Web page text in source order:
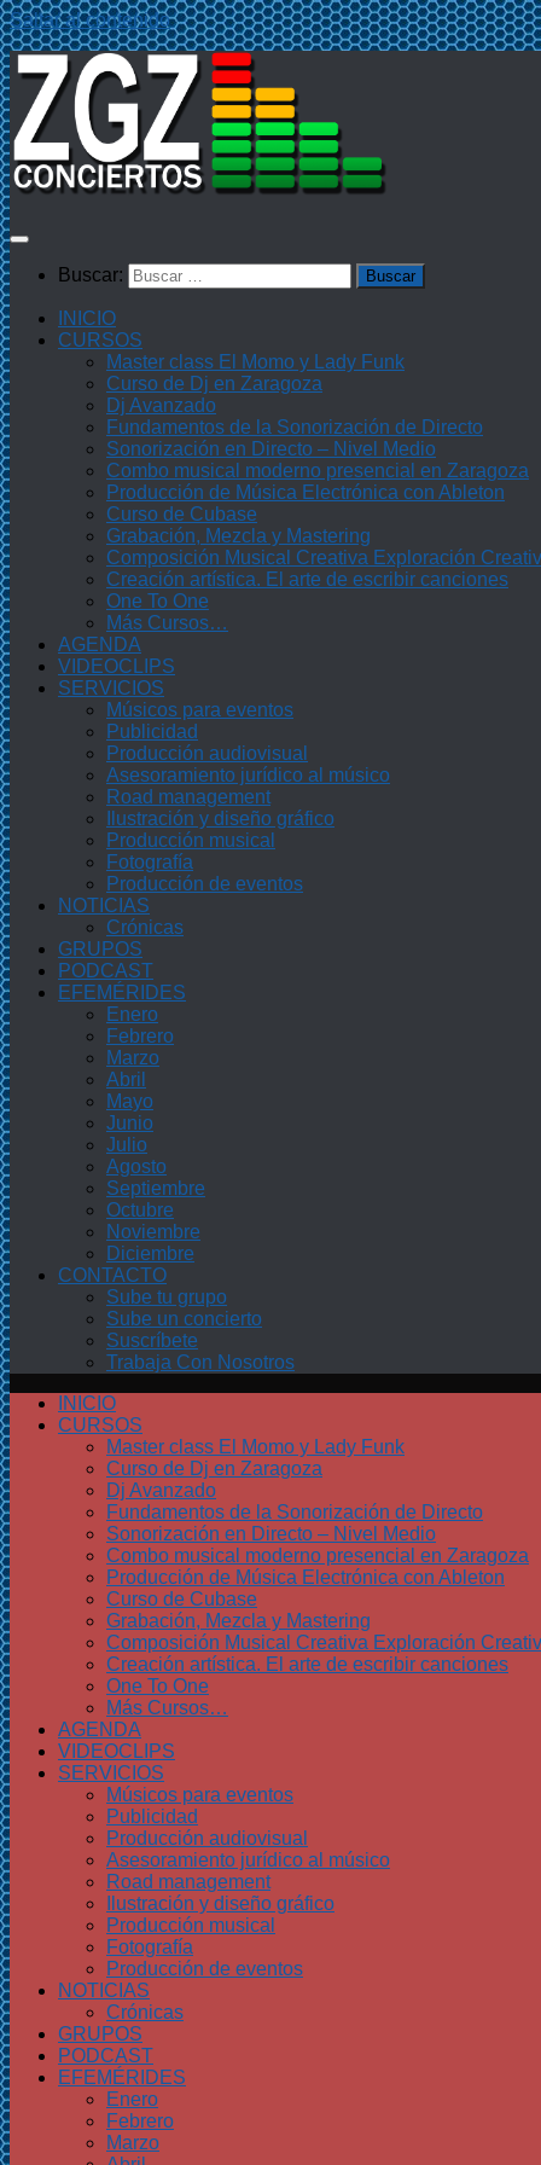
Saltar al contenido
Buscar:
INICIO
CURSOS
Master class El Momo y Lady Funk
Curso de Dj en Zaragoza
Dj Avanzado
Fundamentos de la Sonorización de Directo
Sonorización en Directo – Nivel Medio
Combo musical moderno presencial en Zaragoza
Producción de Música Electrónica con Ableton
Curso de Cubase
Grabación, Mezcla y Mastering
Composición Musical Creativa Exploración
Creación artística. El arte de escribir canciones
One To One
Más Cursos…
AGENDA
VIDEOCLIPS
SERVICIOS
Músicos para eventos
Publicidad
Producción audiovisual
Asesoramiento jurídico al músico
Road management
Ilustración y diseño gráfico
Producción musical
Fotografía
Producción de eventos
NOTICIAS
Crónicas
GRUPOS
PODCAST
EFEMÉRIDES
Enero
Febrero
Marzo
Abril
Mayo
Junio
Julio
Agosto
Septiembre
Octubre
Noviembre
Diciembre
CONTACTO
Sube tu grupo
Sube un concierto
Suscríbete
Trabaja Con Nosotros
INICIO
CURSOS
Master class El Momo y Lady Funk
Curso de Dj en Zaragoza
Dj Avanzado
Fundamentos de la Sonorización de Directo
Sonorización en Directo – Nivel Medio
Combo musical moderno presencial en Zaragoza
Producción de Música Electrónica con Ableton
Curso de Cubase
Grabación, Mezcla y Mastering
Composición Musical Creativa Exploración
Creación artística. El arte de escribir canciones
One To One
Más Cursos…
AGENDA
VIDEOCLIPS
SERVICIOS
Músicos para eventos
Publicidad
Producción audiovisual
Asesoramiento jurídico al músico
Road management
Ilustración y diseño gráfico
Producción musical
Fotografía
Producción de eventos
NOTICIAS
Crónicas
GRUPOS
PODCAST
EFEMÉRIDES
Enero
Febrero
Marzo